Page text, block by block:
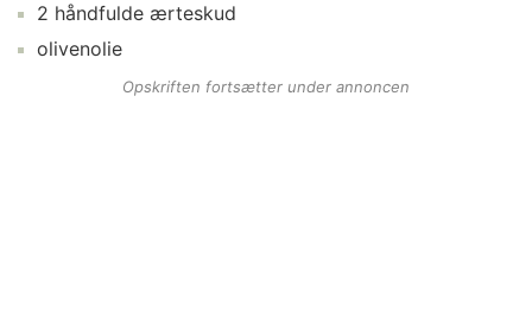
2 håndfulde ærteskud
olivenolie
Opskriften fortsætter under annoncen